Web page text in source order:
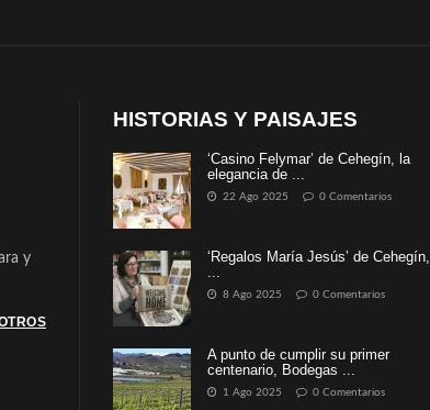
y
HISTORIAS Y PAISAJES
‘Casino Felymar’ de Cehegín, la
elegancia de ...
22 Ago 2025 0 Comentarios
‘Regalos María Jesús’ de Cehegín,
8 Ago 2025 0 Comentarios
A punto de cumplir su primer
centenario, Bodegas ...
1 Ago 2025 0 Comentarios